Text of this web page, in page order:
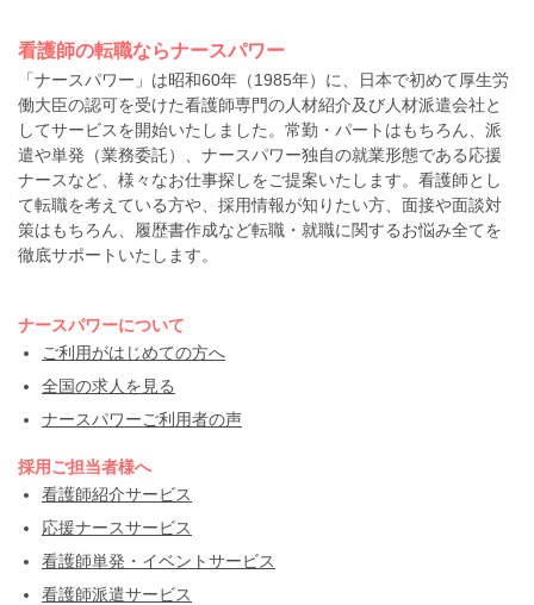
看護師の転職ならナースパワー
「ナースパワー」は昭和60年（1985年）に、日本で初めて厚生労
働大臣の認可を受けた看護師専門の人材紹介及び人材派遣会社と
してサービスを開始いたしました。常勤・パートはもちろん、派
遣や単発（業務委託）、ナースパワー独自の就業形態である応援
ナースなど、様々なお仕事探しをご提案いたします。看護師とし
て転職を考えている方や、採用情報が知りたい方、面接や面談対
策はもちろん、履歴書作成など転職・就職に関するお悩み全てを
徹底サポートいたします。
ナースパワーについて
ご利用がはじめての方へ
全国の求人を見る
ナースパワーご利用者の声
採用ご担当者様へ
看護師紹介サービス
応援ナースサービス
看護師単発・イベントサービス
看護師派遣サービス